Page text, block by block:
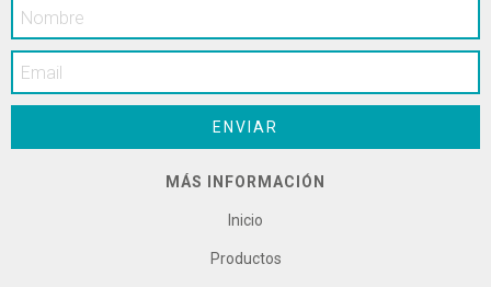
MÁS INFORMACIÓN
Inicio
Productos